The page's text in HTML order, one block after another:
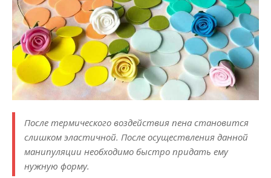
После термического воздействия пена становится
слишком эластичной. После осуществления данной
манипуляции необходимо быстро придать ему
нужную форму.